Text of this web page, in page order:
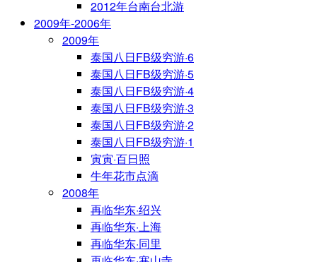
2012年台南台北游
2009年-2006年
2009年
泰国八日FB级穷游·6
泰国八日FB级穷游·5
泰国八日FB级穷游·4
泰国八日FB级穷游·3
泰国八日FB级穷游·2
泰国八日FB级穷游·1
寅寅·百日照
牛年花市点滴
2008年
再临华东·绍兴
再临华东·上海
再临华东·同里